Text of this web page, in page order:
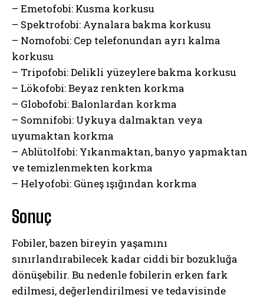
ABONE OL
Gizlilik politikasınıokudum, onaylıyorum.
– Emetofobi: Kusma korkusu
– Spektrofobi: Aynalara bakma korkusu
– Nomofobi: Cep telefonundan ayrı kalma
korkusu
– Tripofobi: Delikli yüzeylere bakma korkusu
– Lökofobi: Beyaz renkten korkma
– Globofobi: Balonlardan korkma
– Somnifobi: Uykuya dalmaktan veya
uyumaktan korkma
– Ablütolfobi: Yıkanmaktan, banyo yapmaktan
ve temizlenmekten korkma
– Helyofobi: Güneş ışığından korkma
Sonuç
Fobiler, bazen bireyin yaşamını
sınırlandırabilecek kadar ciddi bir bozukluğa
dönüşebilir. Bu nedenle fobilerin erken fark
edilmesi, değerlendirilmesi ve tedavisinde